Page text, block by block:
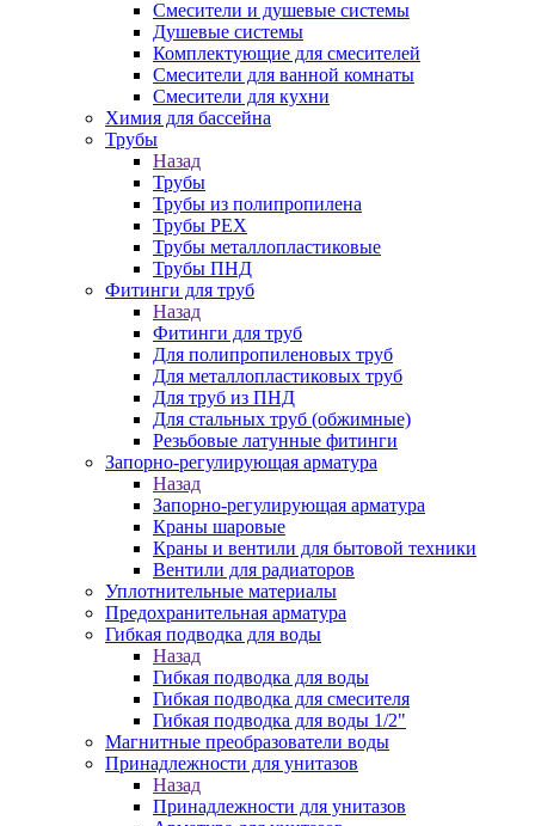
Смесители и душевые системы
Душевые системы
Комплектующие для смесителей
Смесители для ванной комнаты
Смесители для кухни
Химия для бассейна
Трубы
Назад
Трубы
Трубы из полипропилена
Трубы PEX
Трубы металлопластиковые
Трубы ПНД
Фитинги для труб
Назад
Фитинги для труб
Для полипропиленовых труб
Для металлопластиковых труб
Для труб из ПНД
Для стальных труб (обжимные)
Резьбовые латунные фитинги
Запорно-регулирующая арматура
Назад
Запорно-регулирующая арматура
Краны шаровые
Краны и вентили для бытовой техники
Вентили для радиаторов
Уплотнительные материалы
Предохранительная арматура
Гибкая подводка для воды
Назад
Гибкая подводка для воды
Гибкая подводка для смесителя
Гибкая подводка для воды 1/2"
Магнитные преобразователи воды
Принадлежности для унитазов
Назад
Принадлежности для унитазов